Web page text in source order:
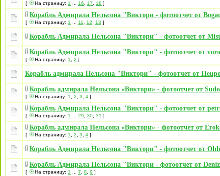
[ На страницу: 1 16 17 18 ]
Корабль Адмирала Нельсона "Виктори - фотоотчет от
[ На страницу: 1 11 12 13 ]
Корабль Адмирала Нельсона "Виктори" - фотоотчет от
Корабль Адмирала Нельсона "Виктори" - фотоотчет от
[ На страницу: 1 2 ]
Корабль адмирала Нельсона "Виктори" - фотоотчет от
Корабль адмирала Нельсона «Виктори» - фотоотчет от
[ На страницу: 1 2 3 4 ]
Корабль Адмирала Нельсона "Виктори" - фотоотчет от
[ На страницу: 1 29 30 31 ]
Корабль адмирала Нельсона «Виктори» - фотоотчет от
[ На страницу: 1 2 3 4 ]
Корабль Адмирала Нельсона "Виктори" - фотоотчет от
Корабль Адмирала Нельсона "Виктори - фотоотчет от
[ На страницу: 1 7 8 9 ]